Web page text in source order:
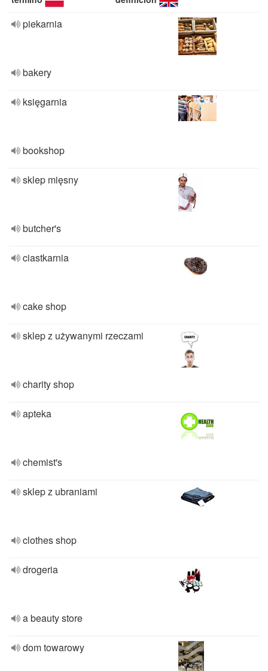
piekarnia
bakery
księgarnia
bookshop
sklep mięsny
butcher's
ciastkarnia
cake shop
sklep z używanymi rzeczami
charity shop
apteka
chemist's
sklep z ubraniami
clothes shop
drogeria
a beauty store
dom towarowy